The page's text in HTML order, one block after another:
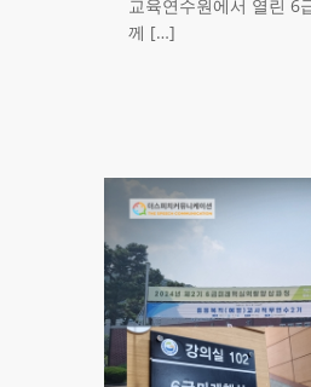
교육연수원에서 열린 6
께 […]